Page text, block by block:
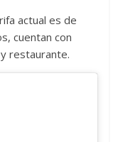
actual es de
cuentan con
restaurante.